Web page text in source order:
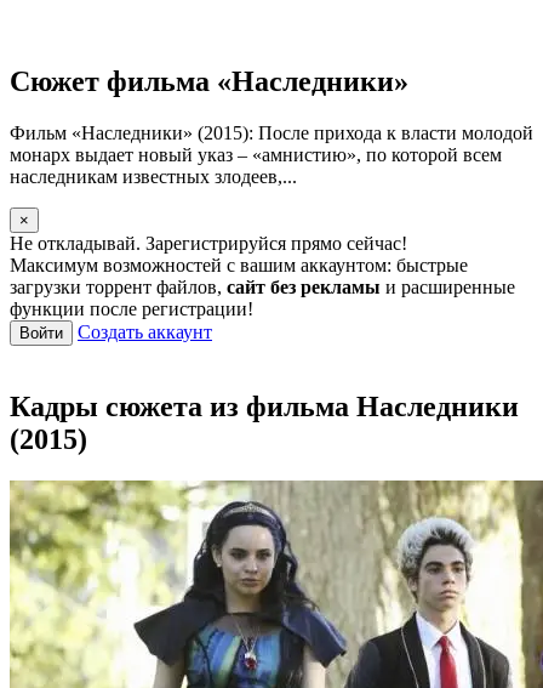
Сюжет фильма «Наследники»
Фильм «Наследники» (2015): После прихода к власти молодой
монарх выдает новый указ – «амнистию», по которой всем
наследникам известных злодеев,...
×
Не откладывай. Зарегистрируйся прямо сейчас!
Максимум возможностей с вашим аккаунтом: быстрые
загрузки торрент файлов, сайт без рекламы и расширенные
функции после регистрации!
Войти Создать аккаунт
Кадры сюжета из фильма Наследники
(2015)